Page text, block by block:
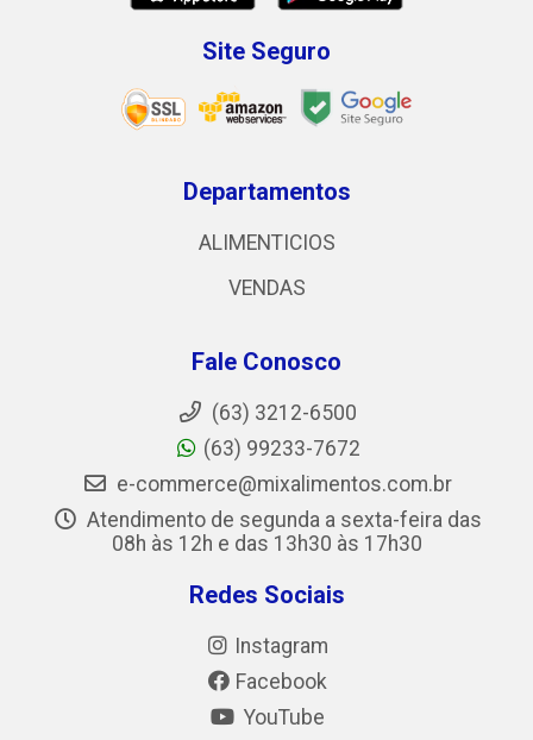
Site Seguro
Departamentos
ALIMENTICIOS
VENDAS
Fale Conosco
(63) 3212-6500
(63) 99233-7672
e-commerce@mixalimentos.com.br
Atendimento de segunda a sexta-feira das
08h às 12h e das 13h30 às 17h30
Redes Sociais
Instagram
Facebook
YouTube